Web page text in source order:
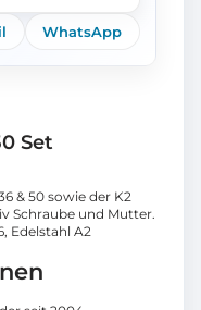
WhatsApp
Set
& 50 sowie der K2
Schraube und Mutter.
Edelstahl A2